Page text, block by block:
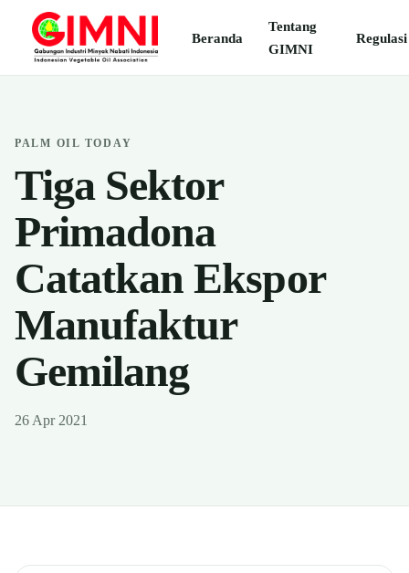
Beranda
Tentang
GIMNI
Regulasi
PALM OIL TODAY
Tiga Sektor
Primadona
Catatkan Ekspor
Manufaktur
Gemilang
26 Apr 2021